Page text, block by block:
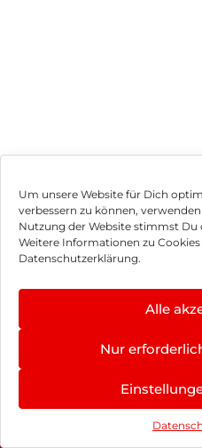
Um unsere Website für Dich
verbessern zu können,
Nutzung der Website stimmst Du
Weitere Informationen zu
Datenschutzerklärung.
Alle
Nur
Impressum
Hinweis zur
Newsletter
, Brodos AG